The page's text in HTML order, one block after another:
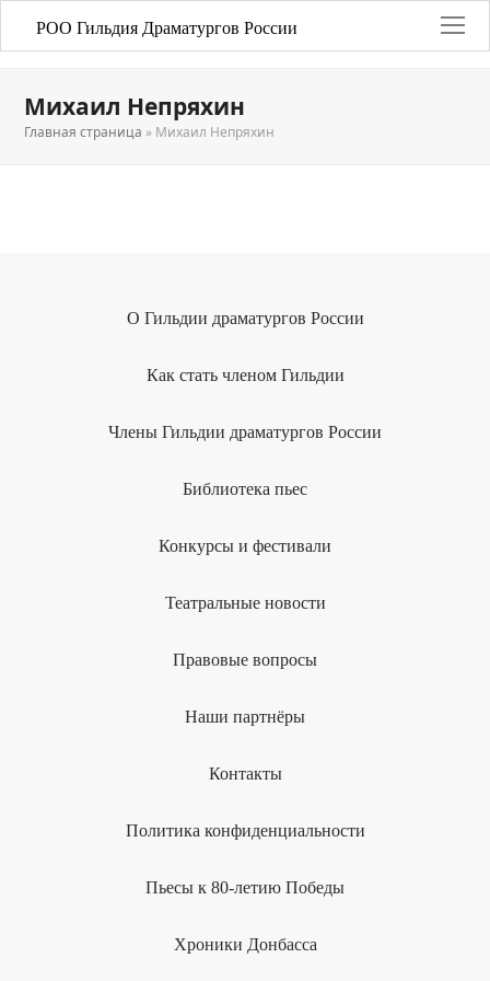
РОО Гильдия Драматургов России
Михаил Непряхин
Главная страница » Михаил Непряхин
О Гильдии драматургов России
Как стать членом Гильдии
Члены Гильдии драматургов России
Библиотека пьес
Конкурсы и фестивали
Театральные новости
Правовые вопросы
Наши партнёры
Контакты
Политика конфиденциальности
Пьесы к 80-летию Победы
Хроники Донбасса